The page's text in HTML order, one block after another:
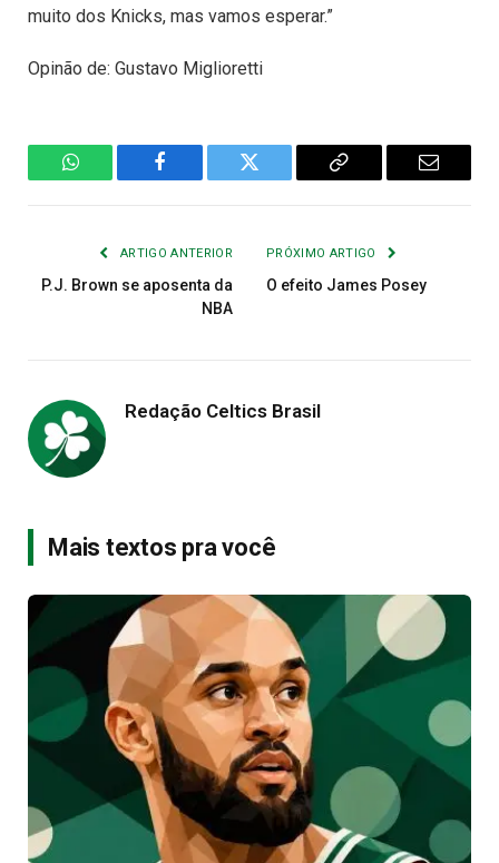
muito dos Knicks, mas vamos esperar.”
Opinão de: Gustavo Miglioretti
WhatsAppFacebook Twitter
Copiar
E-
ARTIGO ANTERIOR
P.J. Brown se aposenta da
NBA
PRÓXIMO ARTIGO
O efeito James Posey
Redação Celtics Brasil
Mais textos pra você